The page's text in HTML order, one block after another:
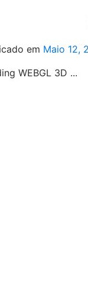
em Maio 12,
WEBGL 3D ...